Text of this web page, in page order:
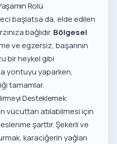
Rolü
başlatsa da, elde edilen
bağlıdır. Bölgesel
ve egzersiz, başarının
bir heykel gibi
yontuyu yaparken,
tamamlar.
Desteklemek
vücuttan atılabilmesi için
şarttır. Şekerli ve
karaciğerin yağları